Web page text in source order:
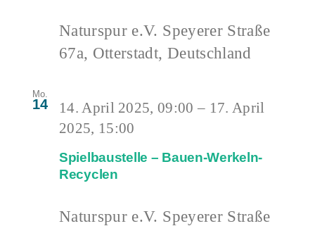
Naturspur e.V. Speyerer Straße
67a, Otterstadt, Deutschland
Mo.
14
Spielbaustelle – Bauen-Werkeln-
Recyclen
14. April 2025, 09:00 – 17. April
2025, 15:00
Naturspur e.V. Speyerer Straße